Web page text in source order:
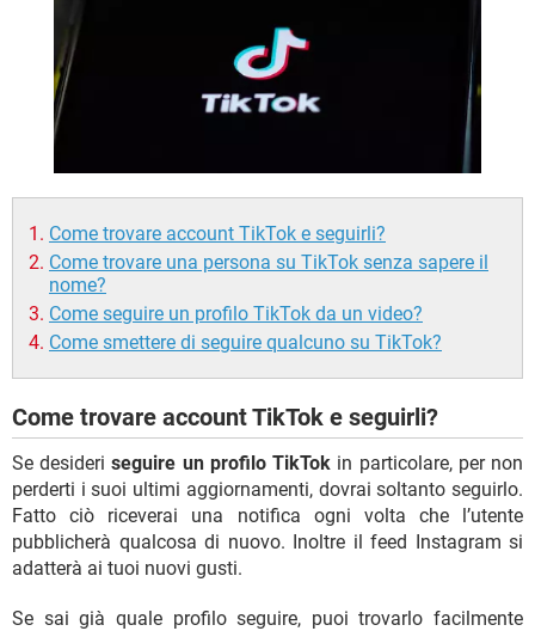
Come trovare account TikTok e seguirli?
Come trovare una persona su TikTok senza sapere il
nome?
Come seguire un profilo TikTok da un video?
Come smettere di seguire qualcuno su TikTok?
Come trovare account TikTok e seguirli?
Se desideriseguire un profilo TikTok in particolare, per non
perderti i suoi ultimi aggiornamenti, dovrai soltanto seguirlo.
Fatto ciò riceverai una notifica ogni volta che l’utente
pubblicherà qualcosa di nuovo. Inoltre il feed Instagram si
adatterà ai tuoi nuovi gusti.
Se sai già quale profilo seguire, puoi trovarlo facilmente